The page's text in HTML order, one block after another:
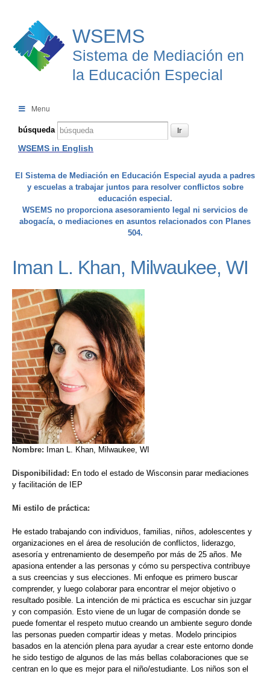
WSEMS
Sistema de Mediación en
la Educación Especial
Menu
búsqueda
WSEMS in English
El Sistema de Mediación en Educación Especial ayuda a padres
y escuelas a trabajar juntos para resolver conflictos sobre
educación especial.
WSEMS no proporciona asesoramiento legal ni servicios de
abogacía, o mediaciones en asuntos relacionados con Planes
504.
Iman L. Khan, Milwaukee, WI
Nombre: Iman L. Khan, Milwaukee, WI
Disponibilidad: En todo el estado de Wisconsin parar mediaciones
y facilitación de IEP
Mi estilo de práctica:
He estado trabajando con individuos, familias, niños, adolescentes y
organizaciones en el área de resolución de conflictos, liderazgo,
asesoría y entrenamiento de desempeño por más de 25 años. Me
apasiona entender a las personas y cómo su perspectiva contribuye
a sus creencias y sus elecciones. Mi enfoque es primero buscar
comprender, y luego colaborar para encontrar el mejor objetivo o
resultado posible. La intención de mi práctica es escuchar sin juzgar
y con compasión. Esto viene de un lugar de compasión donde se
puede fomentar el respeto mutuo creando un ambiente seguro donde
las personas pueden compartir ideas y metas. Modelo principios
basados en la atención plena para ayudar a crear este entorno donde
he sido testigo de algunos de las más bellas colaboraciones que se
centran en lo que es mejor para el niño/estudiante. Los niños son el